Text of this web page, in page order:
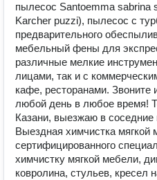
пылесос Santoemma
Karcher puzzi), пылесос с
предварительного
мебельный фены для
различные мелкие
лицами, так и с
кафе, ресторанами.
любой день в любое время!
Казани, выезжаю в
Выездная химчистка мягкой
сертифицированного
химчистку мягкой мебели,
ковролина, стульев, кресел